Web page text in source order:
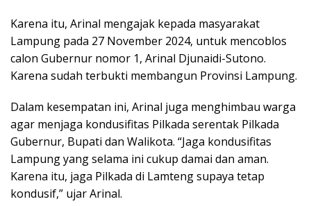
Karena itu, Arinal mengajak kepada masyarakat
Lampung pada 27 November 2024, untuk mencoblos
calon Gubernur nomor 1, Arinal Djunaidi-Sutono.
Karena sudah terbukti membangun Provinsi Lampung.
Dalam kesempatan ini, Arinal juga menghimbau warga
agar menjaga kondusifitas Pilkada serentak Pilkada
Gubernur, Bupati dan Walikota. “Jaga kondusifitas
Lampung yang selama ini cukup damai dan aman.
Karena itu, jaga Pilkada di Lamteng supaya tetap
kondusif,” ujar Arinal.